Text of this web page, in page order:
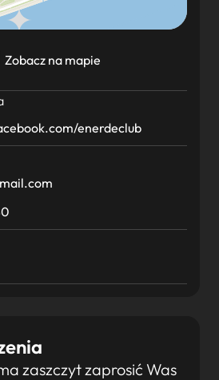
zaszczyt zaprosić Was
Zobacz na mapie
enerdeclub